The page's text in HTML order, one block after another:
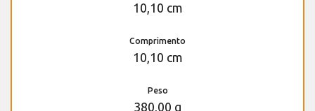
10,10 cm
Comprimento
10,10 cm
Peso
380,00 g